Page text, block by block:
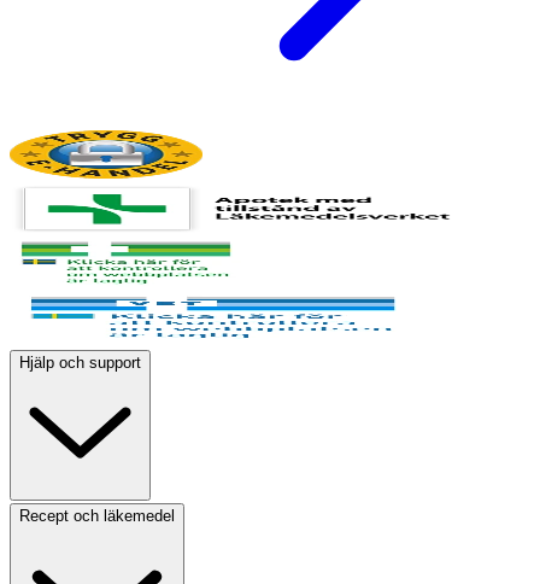
Hjälp och support
Recept och läkemedel